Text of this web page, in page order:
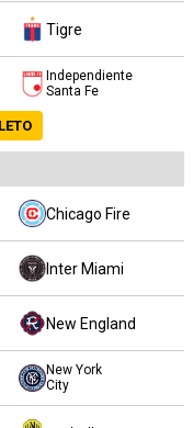
Tigre
Independiente
Santa Fe
Chicago Fire
Inter Miami
New England
New York
City